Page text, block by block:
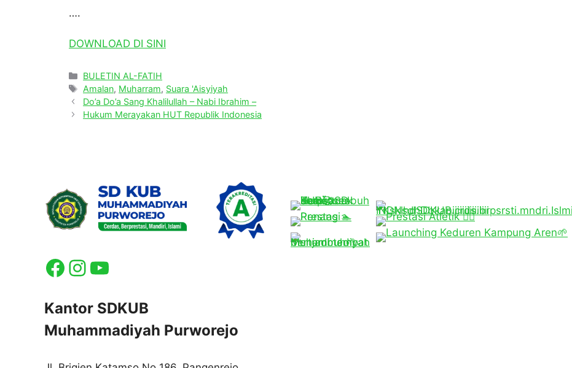
….
DOWNLOAD DI SINI
Categories
BULETIN AL-FATIH
Tags
Amalan, Muharram, Suara 'Aisyiyah
Do’a Do’a Sang Khalilullah – Nabi Ibrahim –
Hukum Merayakan HUT Republik Indonesia
Facebook
Instagram
YouTube
Kantor SDKUB
Muhammadiyah Purworejo